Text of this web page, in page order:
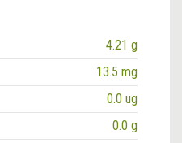
4.21 g
13.5 mg
0.0 ug
0.0 g